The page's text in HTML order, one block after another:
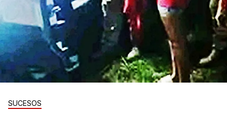
SUCESOS